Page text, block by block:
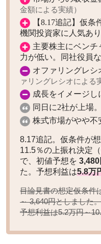
金額による実績）
【8.17追記】仮条
機関投資家に人気あり
主要株主にベン
力が低い。同社役員
オファリングレシ
ァリングレシオによる
成長をイメージし
同日に2社が上場。
株式市場がやや不
8.17追記。仮条件が
11.5％の上振れ決定
で、初値予想を 3,480
た。予想利益は5.8万
目論見書の想定仮条件
～ 3,640円としました。
予想利益は5.2万円～